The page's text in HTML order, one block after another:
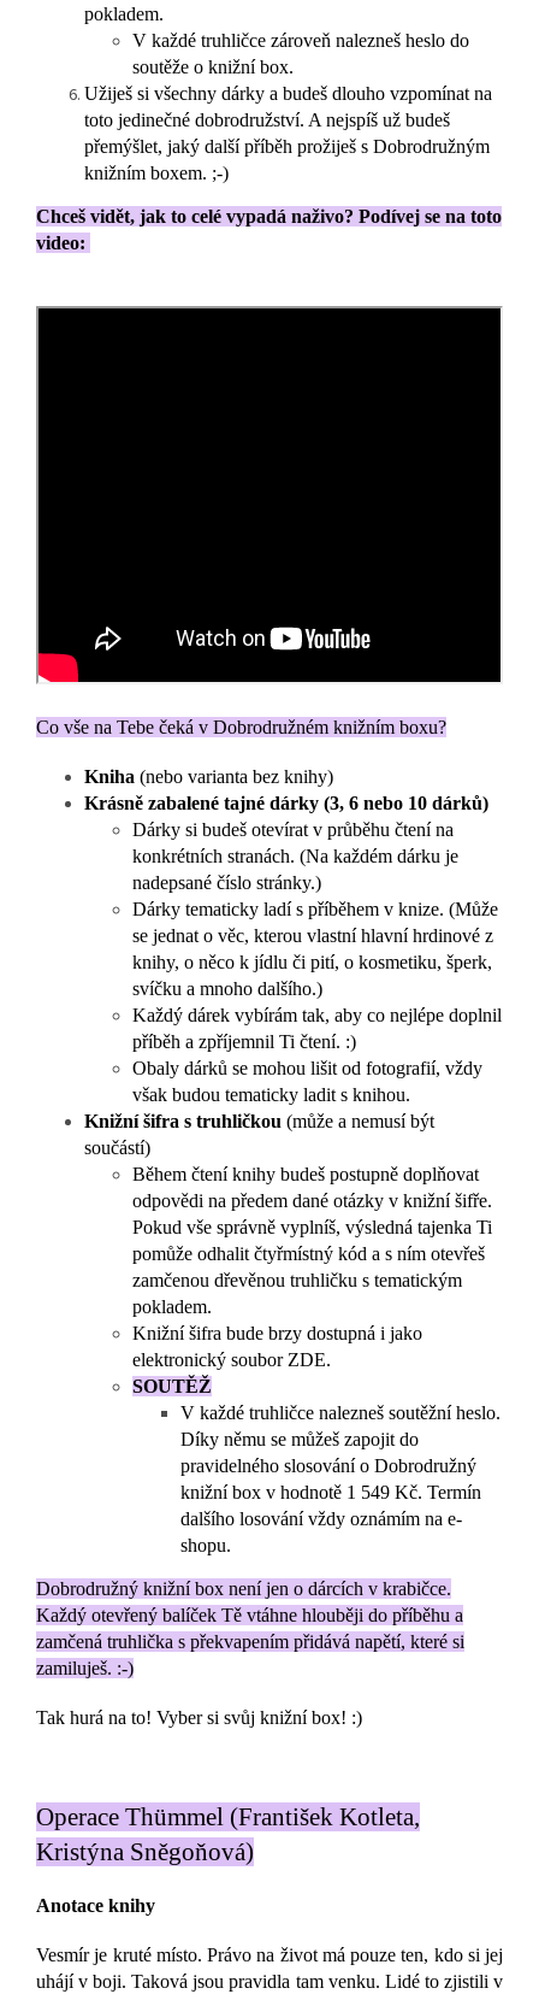
pokladem.
V každé truhličce zároveň nalezneš heslo do
soutěže o knižní box.
Užiješ si všechny dárky a budeš dlouho vzpomínat na
toto jedinečné dobrodružství. A nejspíš už budeš
přemýšlet, jaký další příběh prožiješ s Dobrodružným
knižním boxem. ;-)
Chceš vidět, jak to celé vypadá naživo? Podívej se na toto
video:
Co vše na Tebe čeká v Dobrodružném knižním boxu?
Kniha (nebo varianta bez knihy)
Krásně zabalené tajné dárky (3, 6 nebo 10 dárků)
Dárky si budeš otevírat v průběhu čtení na
konkrétních stranách. (Na každém dárku je
nadepsané číslo stránky.)
Dárky tematicky ladí s příběhem v knize. (Může
se jednat o věc, kterou vlastní hlavní hrdinové z
knihy, o něco k jídlu či pití, o kosmetiku, šperk,
svíčku a mnoho dalšího.)
Každý dárek vybírám tak, aby co nejlépe doplnil
příběh a zpříjemnil Ti čtení. :)
Obaly dárků se mohou lišit od fotografií, vždy
však budou tematicky ladit s knihou.
Knižní šifra s truhličkou (může a nemusí být
součástí)
Během čtení knihy budeš postupně doplňovat
odpovědi na předem dané otázky v knižní šifře.
Pokud vše správně vyplníš, výsledná tajenka Ti
pomůže odhalit čtyřmístný kód a s ním otevřeš
zamčenou dřevěnou truhličku s tematickým
pokladem.
Knižní šifra bude brzy dostupná i jako
elektronický soubor ZDE.
SOUTĚŽ
V každé truhličce nalezneš soutěžní heslo.
Díky němu se můžeš zapojit do
pravidelného slosování o Dobrodružný
knižní box v hodnotě 1 549 Kč. Termín
dalšího losování vždy oznámím na e-
shopu.
Dobrodružný knižní box není jen o dárcích v krabičce.
Každý otevřený balíček Tě vtáhne hlouběji do příběhu a
zamčená truhlička s překvapením přidává napětí, které si
zamiluješ. :-)
Tak hurá na to! Vyber si svůj knižní box! :)
Operace Thümmel (František Kotleta,
Kristýna Sněgoňová)
Anotace knihy
Vesmír je kruté místo. Právo na život má pouze ten, kdo si jej
uhájí v boji. Taková jsou pravidla tam venku. Lidé to zjistili v